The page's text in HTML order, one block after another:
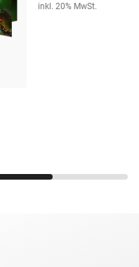
inkl. 20% MwSt.